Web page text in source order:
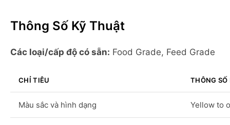
Thông Số Kỹ Thuật
Các loại/cấp độ có sẵn: Food Grade, Feed Grade
CHỈ TIÊU THÔNG
Màu sắc và hình dạng Yellow to